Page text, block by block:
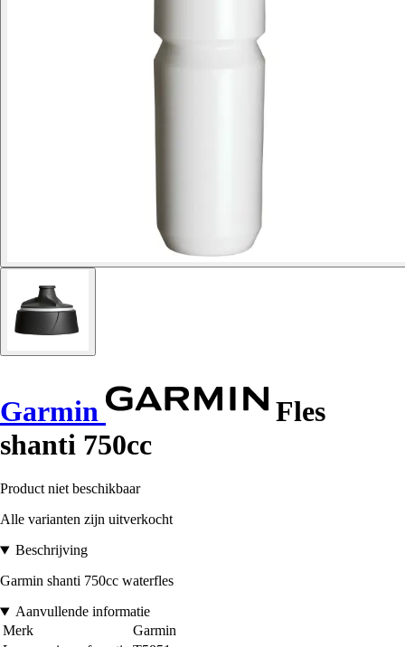
Garmin
Fles
shanti 750cc
Product niet beschikbaar
Alle varianten zijn uitverkocht
Beschrijving
Garmin shanti 750cc waterfles
Aanvullende informatie
Merk
Garmin